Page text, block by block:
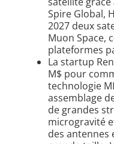
Spire Global,
2027 deux
Muon Space,
plateformes
La startup
M$ pour
technologie
assemblage
de grandes
microgravité
des antennes